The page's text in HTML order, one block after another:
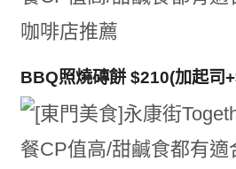
BBQ照燒磚餅 $210(加起司